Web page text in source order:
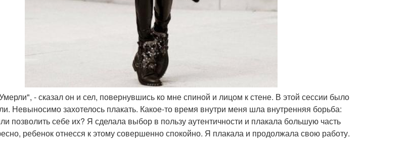
- сказал он и сел, повернувшись ко мне спиной и лицом к стене. В этой сессии было
Невыносимо захотелось плакать. Какое-то время внутри меня шла внутренняя борьба:
позволить себе их? Я сделала выбор в пользу аутентичности и плакала большую часть
ребенок отнесся к этому совершенно спокойно. Я плакала и продолжала свою работу.